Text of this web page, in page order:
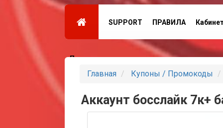
SUPPORT ПРАВИЛА
Партнеры
Главная Купоны / Промокоды
Аккаунт босслайк 7к+